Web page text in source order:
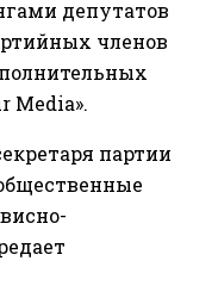
депутатов
членов
Media».
партии